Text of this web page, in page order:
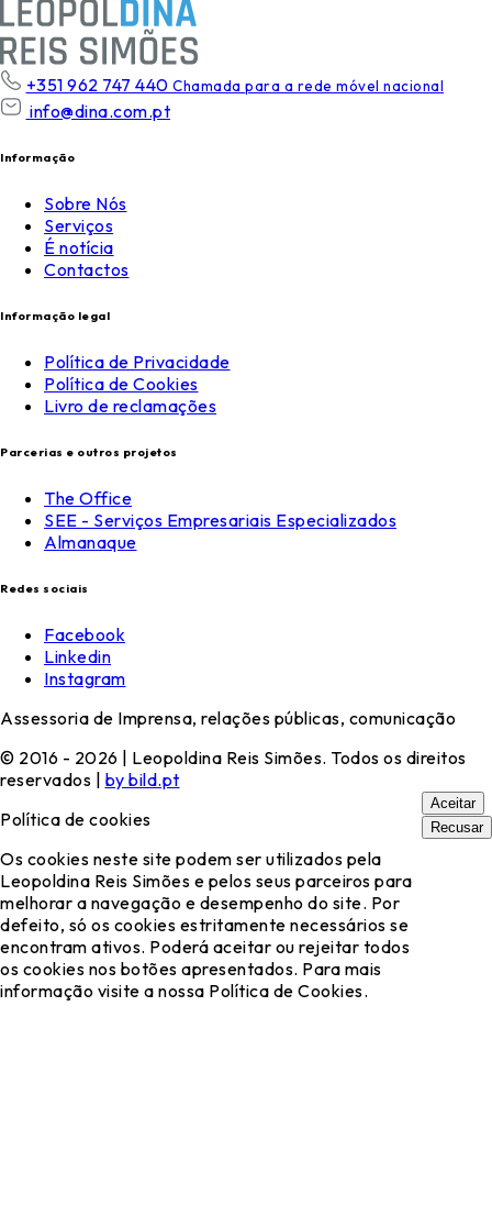
+351 962 747 440 Chamada para a rede móvel nacional
info@dina.com.pt
Informação
Sobre Nós
Serviços
É notícia
Contactos
Informação legal
Política de Privacidade
Política de Cookies
Livro de reclamações
Parcerias e outros projetos
The Office
SEE - Serviços Empresariais Especializados
Almanaque
Redes sociais
Facebook
Linkedin
Instagram
Assessoria de Imprensa, relações públicas, comunicação
© 2016 - 2026 | Leopoldina Reis Simões. Todos os direitos
reservados | by bild.pt
Política de cookies
Os cookies neste site podem ser utilizados pela
Leopoldina Reis Simões e pelos seus parceiros para
melhorar a navegação e desempenho do site. Por
defeito, só os cookies estritamente necessários se
encontram ativos. Poderá aceitar ou rejeitar todos
os cookies nos botões apresentados. Para mais
informação visite a nossa Política de Cookies.
Aceitar
Recusar